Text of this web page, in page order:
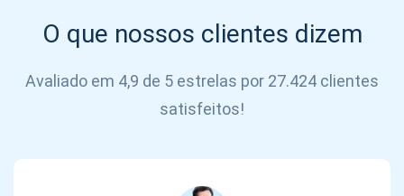
O que nossos clientes dizem
Avaliado em 4,9 de 5 estrelas por 27.424 clientes
satisfeitos!